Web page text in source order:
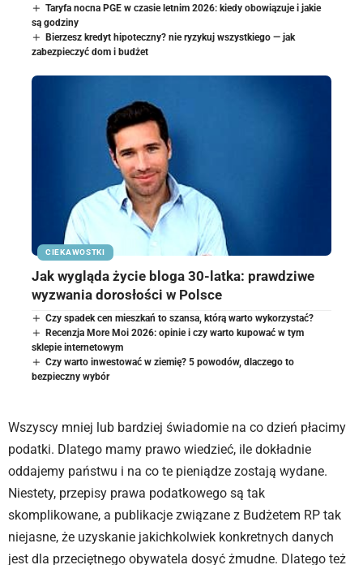
Taryfa nocna PGE w czasie letnim 2026: kiedy obowiązuje i jakie
są godziny
Bierzesz kredyt hipoteczny? nie ryzykuj wszystkiego — jak
zabezpieczyć dom i budżet
CIEKAWOSTKI
Jak wygląda życie bloga 30-latka: prawdziwe
wyzwania dorosłości w Polsce
Czy spadek cen mieszkań to szansa, którą warto wykorzystać?
Recenzja More Moi 2026: opinie i czy warto kupować w tym
sklepie internetowym
Czy warto inwestować w ziemię? 5 powodów, dlaczego to
bezpieczny wybór
Wszyscy mniej lub bardziej świadomie na co dzień płacimy
podatki. Dlatego mamy prawo wiedzieć, ile dokładnie
oddajemy państwu i na co te pieniądze zostają wydane.
Niestety, przepisy prawa podatkowego są tak
skomplikowane, a publikacje związane z Budżetem RP tak
niejasne, że uzyskanie jakichkolwiek konkretnych danych
jest dla przeciętnego obywatela dosyć żmudne. Dlatego też